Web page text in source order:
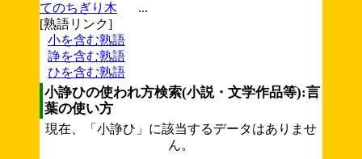
てのちぎり木
...
[熟語リンク]
小を含む熟語
諍を含む熟語
ひを含む熟語
小諍ひの使われ方検索(小説・文学作品等):言
葉の使い方
現在、「小諍ひ」に該当するデータはありませ
ん。